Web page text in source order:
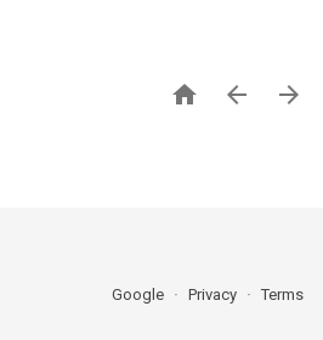
  
Google Privacy Terms